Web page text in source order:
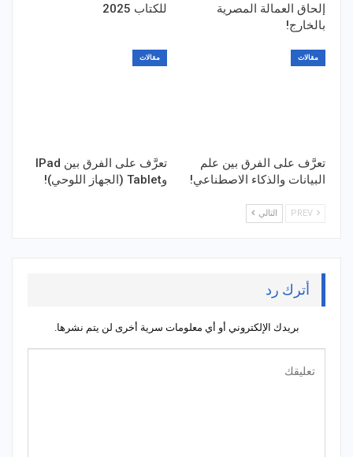
إلحاق العمالة المصرية
بالخارج!
للكتاب 2025
مقالات
تعرَّف على الفرق بين علم
البيانات والذكاء الاصطناعي!
مقالات
تعرَّف على الفرق بين IPad
وTablet (الجهاز اللوحي)!
التالي
أترك رد
بريدك الإلكتروني أو أي معلومات سرية أخرى لن يتم نشرها.